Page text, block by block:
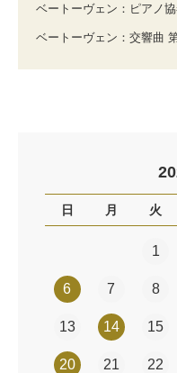
ベートーヴェン：ピアノ
ベートーヴェン：交響曲
日 月 火
1
6 7 8
13 14 15
20 21 22